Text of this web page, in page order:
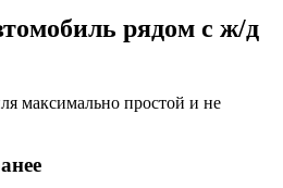
рядом с ж/д
максимально простой и не